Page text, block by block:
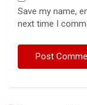
Save my name,
next time I